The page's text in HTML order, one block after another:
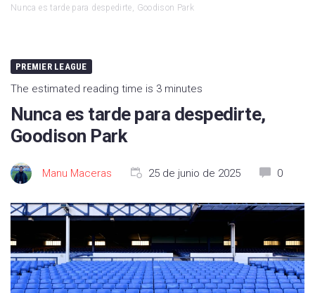
Nunca es tarde para despedirte, Goodison Park
PREMIER LEAGUE
The estimated reading time is 3 minutes
Nunca es tarde para despedirte,
Goodison Park
Manu Maceras 25 de junio de 2025 0